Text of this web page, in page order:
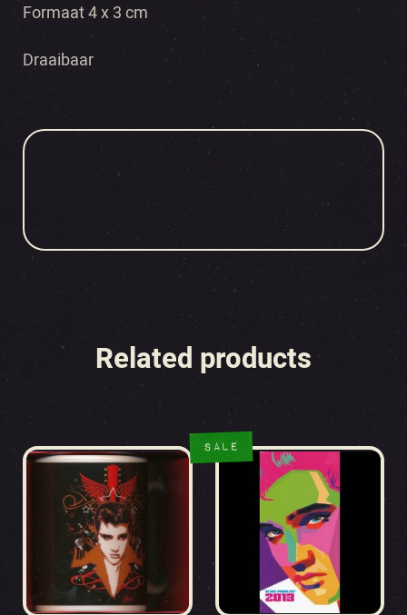
Formaat 4 x 3 cm
Draaibaar
Related products
SALE